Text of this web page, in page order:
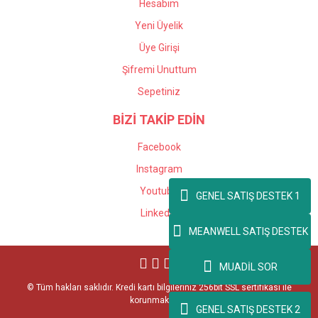
GENEL SATIŞ DESTEK 2
Hesabım
Yeni Üyelik
Üye Girişi
Şifremi Unuttum
Sepetiniz
BİZİ TAKİP EDİN
Facebook
Instagram
Youtube
Linkedin
© Tüm hakları saklıdır. Kredi kartı bilgileriniz 256bit SSL sertifikası ile
korunmaktadır.
GENEL SATIŞ DESTEK 1
MEANWELL SATIŞ DESTEK
MUADİL SOR